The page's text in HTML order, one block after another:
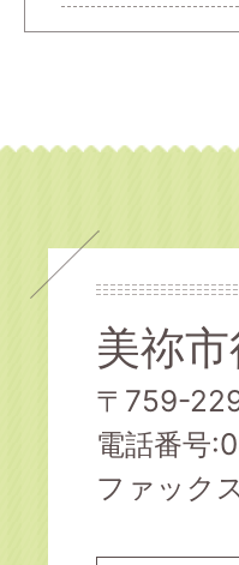
美祢
〒759-
電話番号
ファック